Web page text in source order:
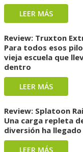
LEER MÁS
Review: Truxton
Para todos esos
vieja escuela que
dentro
LEER MÁS
Review: Splatoon
Una carga repleta
diversión ha llegado
LEER MÁS